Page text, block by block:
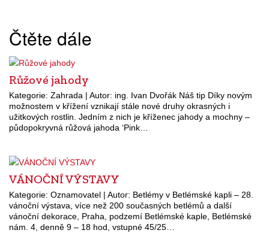
Čtěte dále
Růžové jahody
Kategorie: Zahrada | Autor: ing. Ivan Dvořák Náš tip Díky novým
možnostem v křížení vznikají stále nové druhy okrasných i
užitkových rostlin. Jedním z nich je kříženec jahody a mochny –
půdopokryvná růžová jahoda ‘Pink…
VÁNOČNÍ VÝSTAVY
Kategorie: Oznamovatel | Autor: Betlémy v Betlémské kapli – 28.
vánoční výstava, více než 200 současných betlémů a další
vánoční dekorace, Praha, podzemí Betlémské kaple, Betlémské
nám. 4, denně 9 – 18 hod, vstupné 45/25…